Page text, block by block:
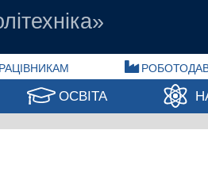
ОСВІТА